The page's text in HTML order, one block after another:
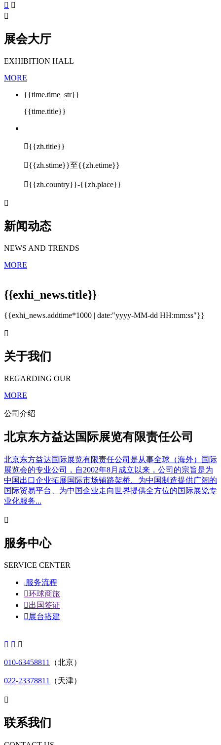
 

展会大厅
EXHIBITION HALL
MORE
{{time.time_str}}
{{time.title}}
{{zh.title}}
{{zh.stime}}至{{zh.etime}}
{{zh.country}}-{{zh.place}}

新闻动态
NEWS AND TRENDS
MORE
{{exhi_news.title}}
{{exhi_news.addtime*1000 | date:"yyyy-MM-dd HH:mm:ss"}}

关于我们
REGARDING OUR
MORE
公司介绍
北京东方益达国际展览有限责任公司
北京东方益达国际展览有限责任公司是从事全球（海外）国际
展览会的专业公司，自2002年8月成立以来，公司的宗旨是为
中国出口企业拓展国际市场铺路架桥、为中国制造提供广阔的
国际贸易平台、为中国企业走向世界提供全方位的国际展览专
业化服务...

服务中心
SERVICE CENTER
 服务流程
环球商旅
出国签证
 展台搭建
  
010-63458811 （北京）
022-23378811 （天津）

联系我们